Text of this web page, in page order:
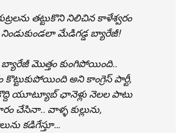
తట్టుకొని నిలిచిన కాళేశ్వరం
నిండుకుండలా మేడిగడ్డ బ్యారేజీ!
బ్యారేజీ మొత్తం కుంగిపోయింది..
కొట్టుకుపోయింది అని కాంగ్రెస్ పార్టీ,
యూట్యూబ్ ఛానెళ్లు నెలల పాటు
చేసినా.. వాళ్ళ కుల్లును,
కడిగేస్తూ…